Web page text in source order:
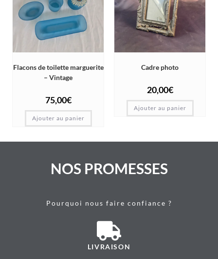
Flacons de toilette marguerite
– Vintage
75,00€
Ajouter au panier
Cadre photo
20,00€
Ajouter au panier
NOS PROMESSES
Pourquoi nous faire confiance ?
LIVRAISON